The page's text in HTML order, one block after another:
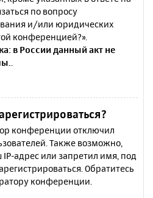
по вопросу
и/или юридических
конференцией?».
в России данный акт не
конференции отключил
Также возможно,
адрес или запретил имя, под
Обратитесь
конференции.